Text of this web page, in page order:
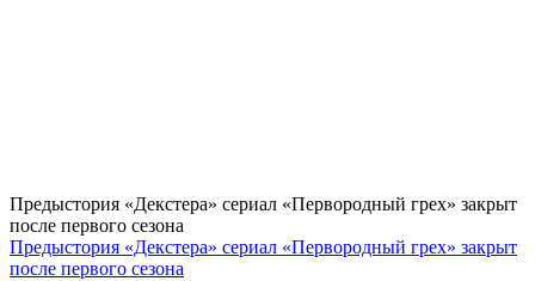
Предыстория «Декстера» сериал «Первородный грех» закрыт
после первого сезона
Предыстория «Декстера» сериал «Первородный грех» закрыт
после первого сезона